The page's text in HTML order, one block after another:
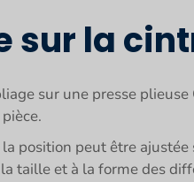
sur la
sur une presse plieuse
position peut être ajustée
taille et à la forme des